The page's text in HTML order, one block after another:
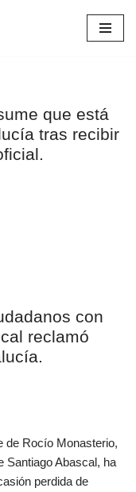
que está
tras recibir
con
reclamó
de Rocío Monasterio,
Santiago Abascal, ha
perdida de